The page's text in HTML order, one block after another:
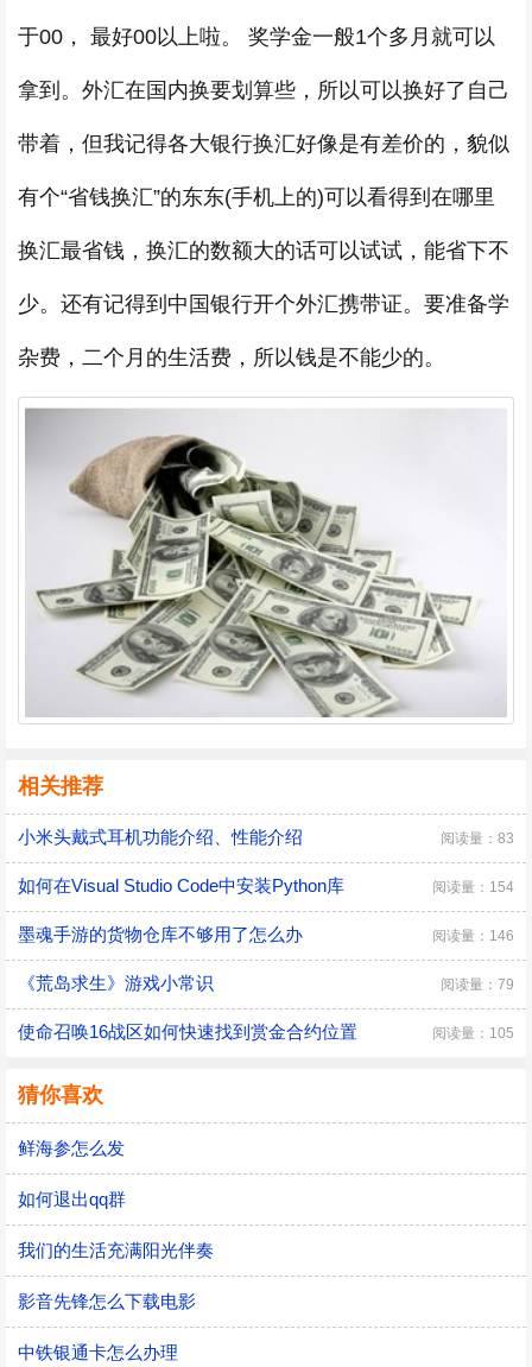
于00， 最好00以上啦。 奖学金一般1个多月就可以
拿到。外汇在国内换要划算些，所以可以换好了自己
带着，但我记得各大银行换汇好像是有差价的，貌似
有个“省钱换汇”的东东(手机上的)可以看得到在哪里
换汇最省钱，换汇的数额大的话可以试试，能省下不
少。还有记得到中国银行开个外汇携带证。要准备学
杂费，二个月的生活费，所以钱是不能少的。
相关推荐
小米头戴式耳机功能介绍、性能介绍 阅读量：83
如何在Visual Studio Code中安装Python库 阅读量：154
墨魂手游的货物仓库不够用了怎么办 阅读量：146
《荒岛求生》游戏小常识 阅读量：79
使命召唤16战区如何快速找到赏金合约位置 阅读量：105
猜你喜欢
鲜海参怎么发
如何退出qq群
我们的生活充满阳光伴奏
影音先锋怎么下载电影
中铁银通卡怎么办理